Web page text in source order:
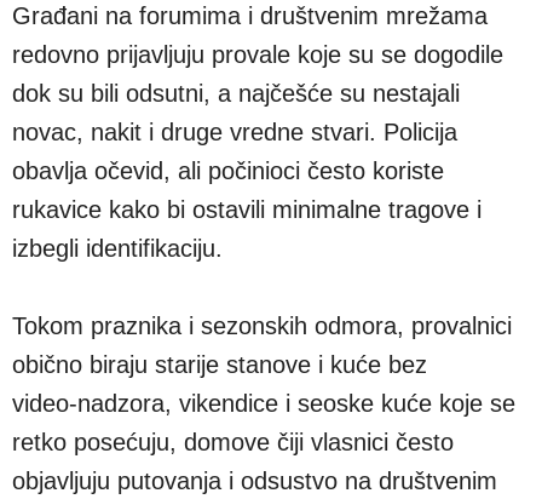
Građani na forumima i društvenim mrežama
redovno prijavljuju provale koje su se dogodile
dok su bili odsutni, a najčešće su nestajali
novac, nakit i druge vredne stvari. Policija
obavlja očevid, ali počinioci često koriste
rukavice kako bi ostavili minimalne tragove i
izbegli identifikaciju.
Tokom praznika i sezonskih odmora, provalnici
obično biraju starije stanove i kuće bez
video‑nadzora, vikendice i seoske kuće koje se
retko posećuju, domove čiji vlasnici često
objavljuju putovanja i odsustvo na društvenim